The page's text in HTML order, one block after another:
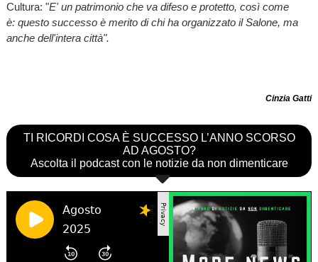
Cultura: "E' un patrimonio che va difeso e protetto, così come
è: questo successo è merito di chi ha organizzato il Salone, ma
anche dell'intera città".
Cinzia Gatti
TI RICORDI COSA È SUCCESSO L’ANNO SCORSO
AD AGOSTO?
Ascolta il podcast con le notizie da non dimenticare